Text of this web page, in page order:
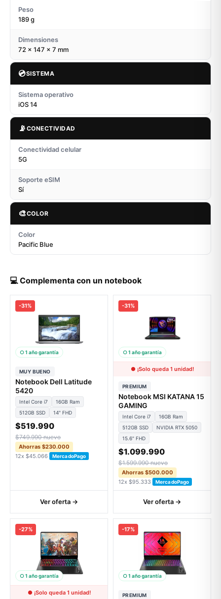
Peso
189 g
Dimensiones
72 x 147 x 7 mm
💿SISTEMA
Sistema operativo
iOS 14
📡 CONECTIVIDAD
Conectividad celular
5G
Soporte eSIM
Sí
🎨COLOR
Color
Pacific Blue
💻 Complementa con un notebook
-31%
○ 1 año garantía
MUY BUENO
Notebook Dell Latitude
5420
Intel Core i7
16GB Ram
512GB SSD
14" FHD
$519.990
$749.990 nuevo
Ahorras $230.000
12x $45.066
MercadoPago
Ver oferta →
-31%
○ 1 año garantía
● ¡Solo queda 1 unidad!
PREMIUM
Notebook MSI KATANA 15
GAMING
Intel Core i7
16GB Ram
512GB SSD
NVIDIA RTX 5050
15.6" FHD
$1.099.990
$1.599.990 nuevo
Ahorras $500.000
12x $95.333
MercadoPago
Ver oferta →
-27%
○ 1 año garantía
● ¡Solo queda 1 unidad!
-17%
○ 1 año garantía
PREMIUM